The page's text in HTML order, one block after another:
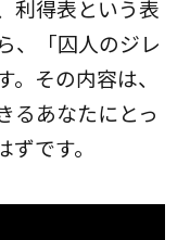
利得表という表
、「囚人のジレ
その内容は、
るあなたにとっ
です。